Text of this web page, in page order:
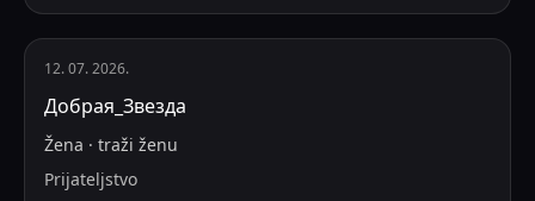
12. 07. 2026.
Добрая_Звезда
Žena · traži ženu
Prijateljstvo